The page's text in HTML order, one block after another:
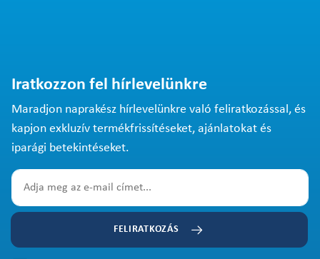
Iratkozzon fel hírlevelünkre
Maradjon naprakész hírlevelünkre való feliratkozással, és
kapjon exkluzív termékfrissítéseket, ajánlatokat és
iparági betekintéseket.
FELIRATKOZÁS